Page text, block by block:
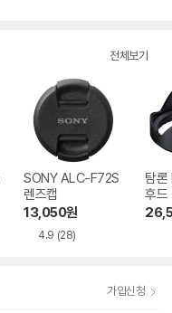
전체보기
SONY ALC-F72S
렌즈캡
13,050원
4.9 (28)
탐
후드
가입신청